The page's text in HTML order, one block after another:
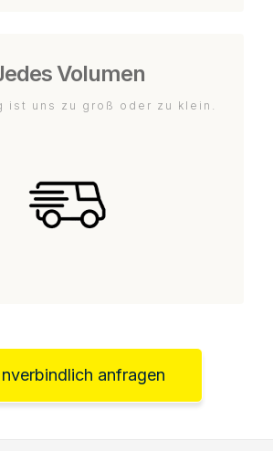
Volumen
ist uns zu groß oder zu klein.
anfragen